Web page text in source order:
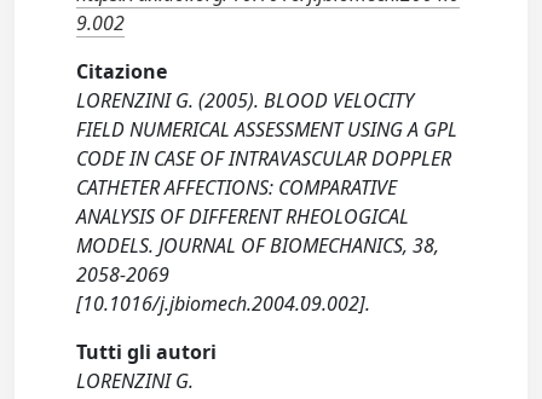
9.002
Citazione
LORENZINI G. (2005). BLOOD VELOCITY
FIELD NUMERICAL ASSESSMENT USING A GPL
CODE IN CASE OF INTRAVASCULAR DOPPLER
CATHETER AFFECTIONS: COMPARATIVE
ANALYSIS OF DIFFERENT RHEOLOGICAL
MODELS. JOURNAL OF BIOMECHANICS, 38,
2058-2069
[10.1016/j.jbiomech.2004.09.002].
Tutti gli autori
LORENZINI G.